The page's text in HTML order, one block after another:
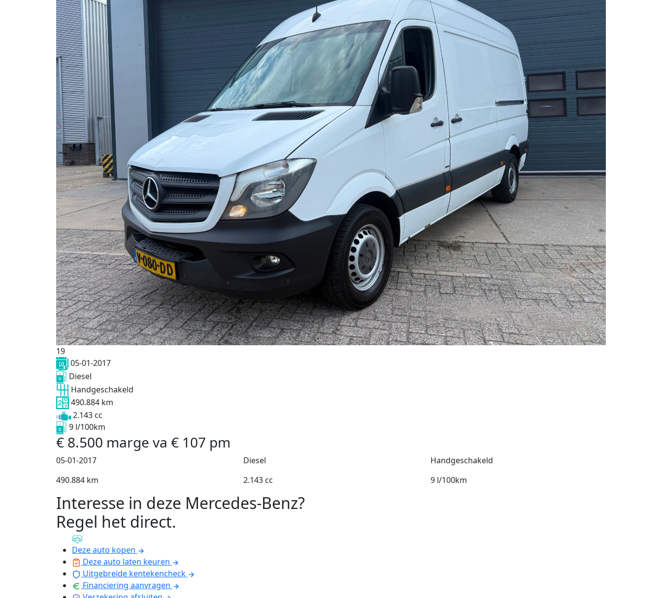
19
05-01-2017
Diesel
Handgeschakeld
490.884 km
2.143 cc
9 l/100km
€ 8.500 marge va € 107 pm
05-01-2017 Diesel
Handgeschakeld
490.884 km
2.143 cc 9 l/100km
Interesse in deze Mercedes-Benz?
Regel het direct.
Deze auto kopen
Deze auto laten keuren
Uitgebreide kentekencheck
Financiering aanvragen